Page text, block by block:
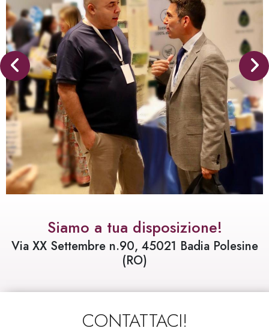
Siamo a tua disposizione!
Via XX Settembre n.90, 45021 Badia Polesine
(RO)
CONTATTACI!